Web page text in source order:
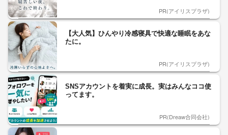
PR(アイリスプラザ)
【大人気】ひんやり冷感寝具で快適な睡眠をあな
たに。
PR(アイリスプラザ)
SNSアカウントを着実に成長。実はみんなココ使
ってます。
PR(Dreaw合同会社)